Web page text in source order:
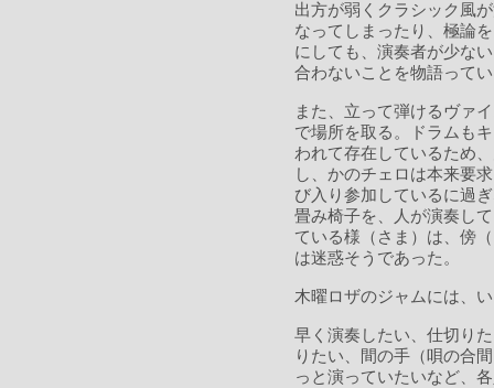
出方が弱くクラシック風
なってしまったり、極論
にしても、演奏者が少な
合わないことを物語って
また、立って弾けるヴァ
で場所を取る。ドラムも
われて存在しているため
し、かのチェロは本来要
び入り参加しているに過
畳み椅子を、人が演奏し
ている様（さま）は、傍
は迷惑そうであった。
木曜ロザのジャムには、
早く演奏したい、仕切り
りたい、間の手（唄の合
っと演っていたいなど、